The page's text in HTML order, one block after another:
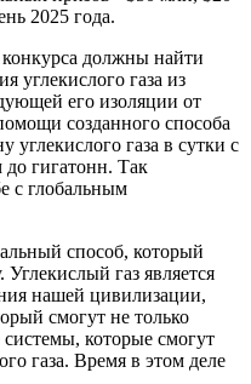
2025 года.
должны найти
углекислого газа из
его изоляции от
созданного способа
углекислого газа в сутки с
гигатонн. Так
с глобальным
способ, который
газ является
нашей цивилизации,
смогут не только
которые смогут
газа. Время в этом деле